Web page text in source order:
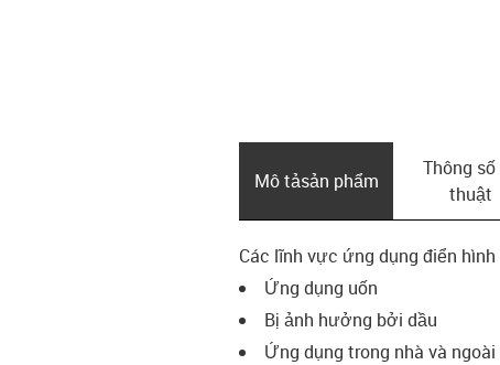
Mô tả­sản phẩm
Thông số
thuật
Các lĩnh vực ứng dụng điển hình
Ứng dụng uốn
Bị ảnh hưởng bởi dầu
Ứng dụng trong nhà và